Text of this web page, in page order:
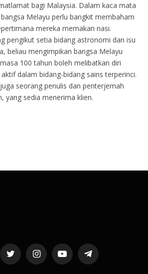
bagi Malaysia. Dalam kaca mata
Melayu perlu bangkit membaham
mereka memakan nasi.
pengikut setia bidang astronomi dan isu
beliau mengimpikan bangsa Melayu
100 tahun boleh melibatkan diri
aktif dalam bidang-bidang sains terperinci.
seorang penulis dan penterjemah
yang sedia menerima klien.
Twitter InstagramYouTubeTelegram